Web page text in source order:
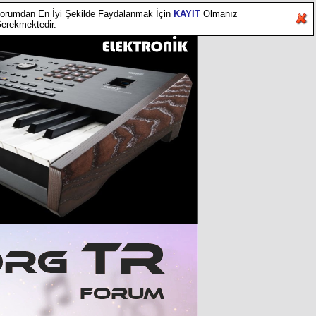
En İyi Şekilde Faydalanmak İçin KAYIT Olmanız